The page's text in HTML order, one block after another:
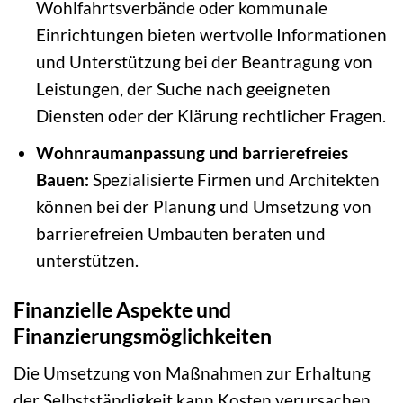
Wohlfahrtsverbände oder kommunale
Einrichtungen bieten wertvolle Informationen
und Unterstützung bei der Beantragung von
Leistungen, der Suche nach geeigneten
Diensten oder der Klärung rechtlicher Fragen.
Wohnraumanpassung und barrierefreies
Bauen: Spezialisierte Firmen und Architekten
können bei der Planung und Umsetzung von
barrierefreien Umbauten beraten und
unterstützen.
Finanzielle Aspekte und
Finanzierungsmöglichkeiten
Die Umsetzung von Maßnahmen zur Erhaltung